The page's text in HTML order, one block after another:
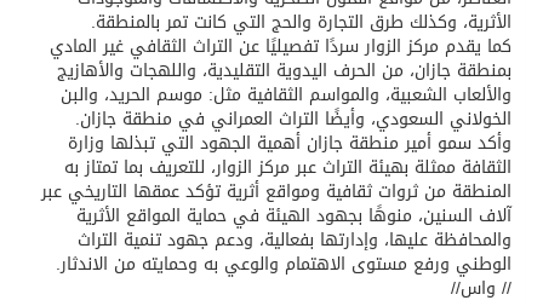
الأثرية، وكذلك طرق التجارة والحج التي كانت تمر بالمنطقة.
كما يقدم مركز الزوار سردًا تفصيليًا عن التراث الثقافي غير المادي
بمنطقة جازان، من الحرف اليدوية التقليدية، واللهجات والأهازيج
والألعاب الشعبية، والمواسم الثقافية مثل: موسم الحريد، والبن
الخولاني السعودي، وأيضًا التراث العمراني في منطقة جازان.
وأكد سمو أمير منطقة جازان أهمية الجهود التي تبذلها وزارة
الثقافة ممثلة بهيئة التراث عبر مركز الزوار، للتعريف بما تمتاز به
المنطقة من ثروات ثقافية ومواقع أثرية تؤكد عمقها التاريخي عبر
آلاف السنين، منوهًا بجهود الهيئة في حماية المواقع الأثرية
والمحافظة عليها، وإدارتها بفعالية، ودعم جهود تنمية التراث
الوطني ورفع مستوى الاهتمام والوعي به وحمايته من الاندثار.
// واس//